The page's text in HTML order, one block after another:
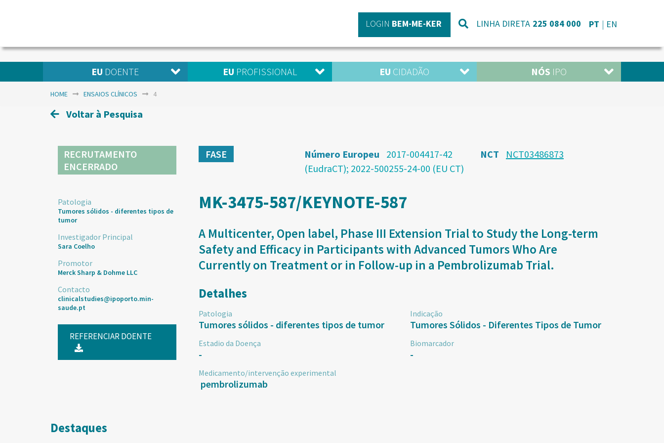
LOGIN BEM-ME-KER LINHA DIRETA 225 084 000 PT EN
EU DOENTE EU PROFISSIONAL EU CIDADÃO NÓS IPO
HOME ENSAIOS CLÍNICOS 4
Voltar à Pesquisa
RECRUTAMENTO
ENCERRADO
Patologia
Tumores sólidos - diferentes tipos de
tumor
Investigador Principal
Sara Coelho
Promotor
Merck Sharp & Dohme LLC
Contacto
clinicalstudies@ipoporto.min-
saude.pt
REFERENCIAR DOENTE
FASE Número Europeu
2017-004417-42
(EudraCT); 2022-500255-24-00 (EU CT)
NCT NCT03486873
MK-3475-587/KEYNOTE-587
A Multicenter, Open label, Phase III Extension Trial to Study the Long-term
Safety and Efficacy in Participants with Advanced Tumors Who Are
Currently on Treatment or in Follow-up in a Pembrolizumab Trial.
Detalhes
Patologia
Tumores sólidos - diferentes tipos de tumor
Indicação
Tumores Sólidos - Diferentes Tipos de Tumor
Estadio da Doença
-
Biomarcador
-
Medicamento/intervenção experimental
pembrolizumab
Destaques